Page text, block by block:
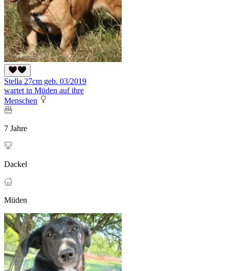
Stella 27cm geb. 03/2019
wartet in Müden auf ihre
Menschen
7 Jahre
Dackel
Müden